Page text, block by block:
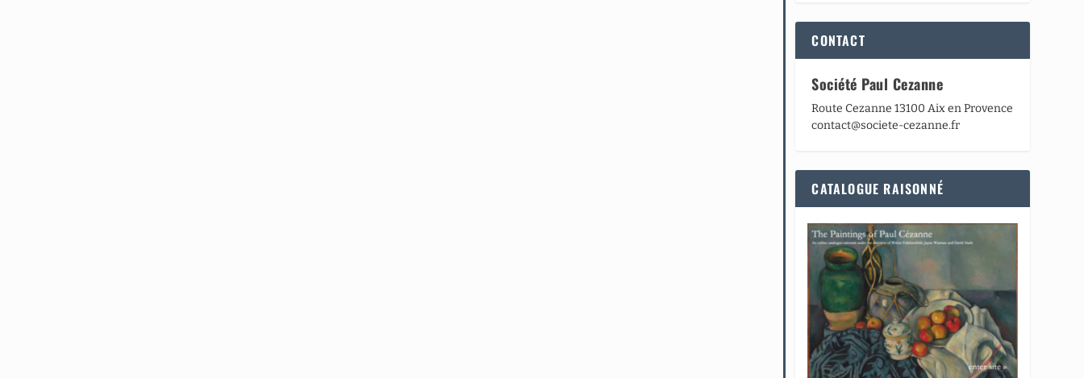
CONTACT
Société Paul Cezanne
Route Cezanne 13100 Aix en Provence
contact@societe-cezanne.fr
CATALOGUE RAISONNÉ